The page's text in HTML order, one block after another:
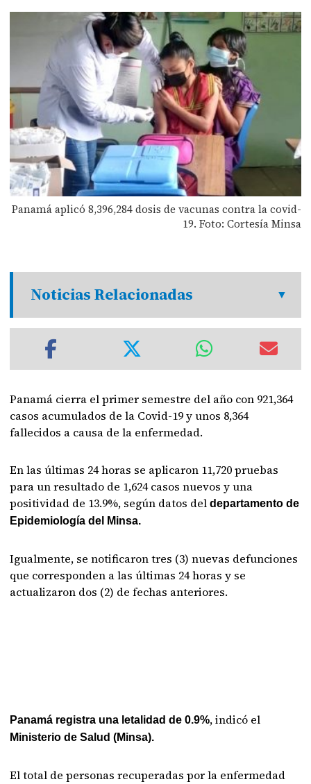
Panamá aplicó 8,396,284 dosis de vacunas contra la covid-
19. Foto: Cortesía Minsa
Noticias Relacionadas
Panamá cierra el primer semestre del año con 921,364
casos acumulados de la Covid-19 y unos 8,364
fallecidos a causa de la enfermedad.
En las últimas 24 horas se aplicaron 11,720 pruebas
para un resultado de 1,624 casos nuevos y una
positividad de 13.9%, según datos del departamento de
Epidemiología del Minsa.
Igualmente, se notificaron tres (3) nuevas defunciones
que corresponden a las últimas 24 horas y se
actualizaron dos (2) de fechas anteriores.
Panamá registra una letalidad de 0.9%, indicó el
Ministerio de Salud (Minsa).
El total de personas recuperadas por la enfermedad